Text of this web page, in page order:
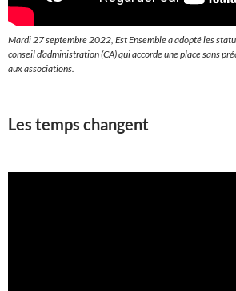
Mardi 27 septembre 2022, Est Ensemble a adopté les
conseil d’administration (CA) qui accorde une place sans
aux associations.
Les temps changent